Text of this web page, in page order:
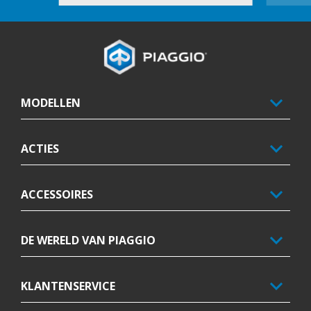
MODELLEN
ACTIES
ACCESSOIRES
DE WERELD VAN PIAGGIO
KLANTENSERVICE